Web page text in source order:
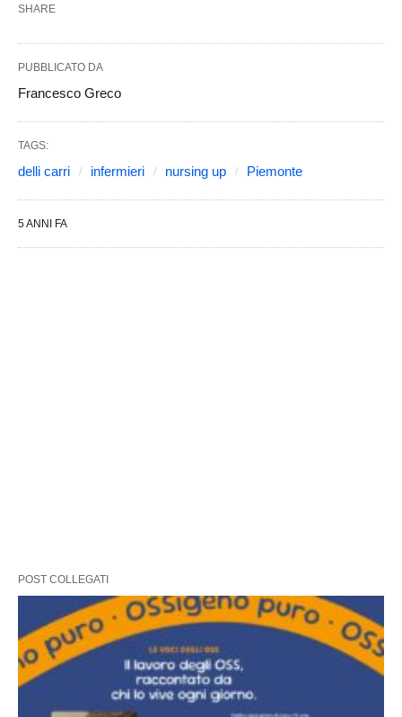
SHARE
PUBBLICATO DA
Francesco Greco
TAGS:
delli carri infermieri nursing up Piemonte
5 ANNI FA
POST COLLEGATI